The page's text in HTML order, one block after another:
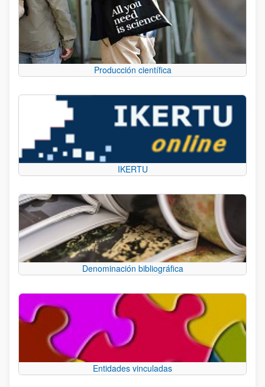
Producción científica
IKERTU
Denominación bibliográfica
Entidades vinculadas